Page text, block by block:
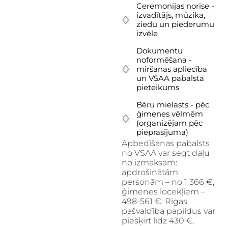
Ceremonijas norise -
izvadītājs, mūzika,
ziedu un piederumu
izvēle
Dokumentu
noformēšana -
miršanas apliecība
un VSAA pabalsta
pieteikums
Bēru mielasts - pēc
ģimenes vēlmēm
(organizējam pēc
pieprasījuma)
Apbedīšanas pabalsts
no VSAA var segt daļu
no izmaksām:
apdrošinātām
personām – no 1 366 €,
ģimenes locekļiem –
498-561 €. Rīgas
pašvaldība papildus var
piešķirt līdz 430 €.